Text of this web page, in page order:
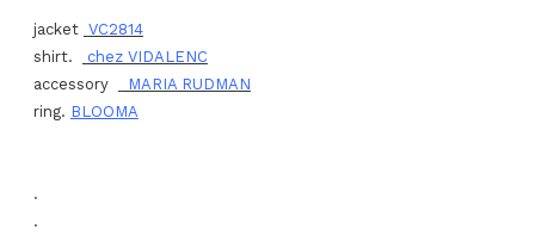
jacket VC2814
shirt.
chez VIDALENC
accessory
MARIA RUDMAN
ring. BLOOMA
.
.